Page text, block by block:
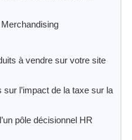
à vendre sur votre site
l’impact de la taxe sur la
pôle décisionnel HR